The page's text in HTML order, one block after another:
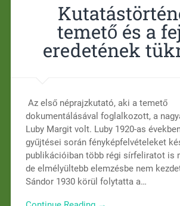
temető és a
eredetének
Az első néprajzkutató, aki a temető
dokumentálásával foglalkozott, a
Luby Margit volt. Luby 1920-as
gyűjtései során fényképfelvételeket
publikációiban több régi sírfeliratot is
de elmélyültebb elemzésbe nem
Sándor 1930 körül folytatta a…